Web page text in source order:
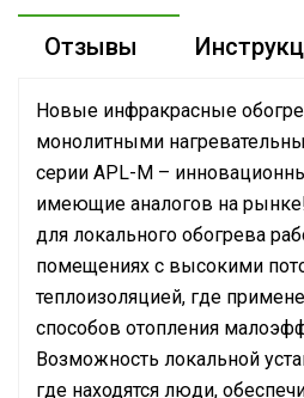
Отзывы
Новые инфракрасные
монолитными
серии APL-M –
имеющие аналогов на
для локального обогрева
помещениях с высокими
теплоизоляцией, где
способов отопления
Возможность локальной
где находятся люди,